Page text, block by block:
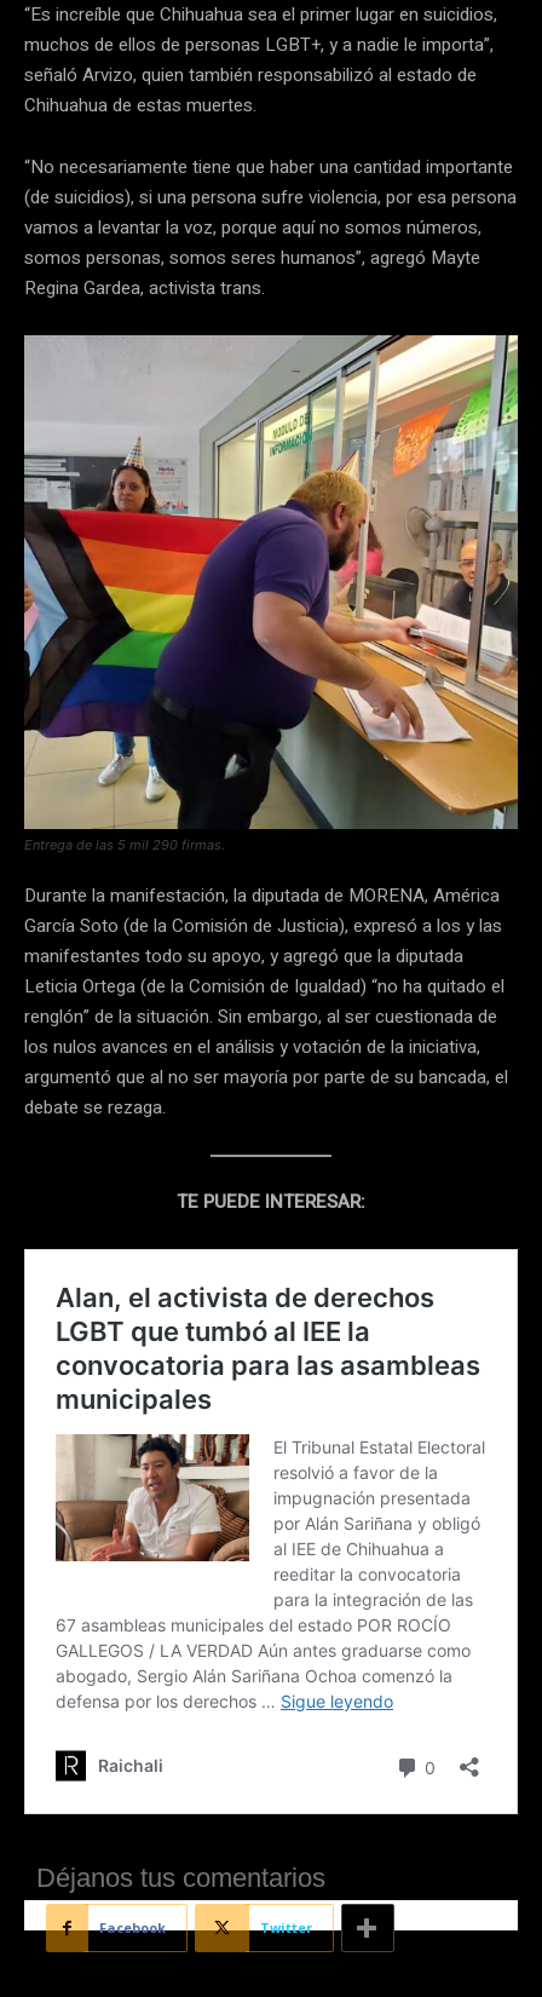
“Es increíble que Chihuahua sea el primer lugar en suicidios,
muchos de ellos de personas LGBT+, y a nadie le importa”,
señaló Arvizo, quien también responsabilizó al estado de
Chihuahua de estas muertes.
“No necesariamente tiene que haber una cantidad importante
(de suicidios), si una persona sufre violencia, por esa persona
vamos a levantar la voz, porque aquí no somos números,
somos personas, somos seres humanos”, agregó Mayte
Regina Gardea, activista trans.
Entrega de las 5 mil 290 firmas.
Durante la manifestación, la diputada de MORENA, América
García Soto (de la Comisión de Justicia), expresó a los y las
manifestantes todo su apoyo, y agregó que la diputada
Leticia Ortega (de la Comisión de Igualdad) “no ha quitado el
renglón” de la situación. Sin embargo, al ser cuestionada de
los nulos avances en el análisis y votación de la iniciativa,
argumentó que al no ser mayoría por parte de su bancada, el
debate se rezaga.
TE PUEDE INTERESAR:
Déjanos tus comentarios
Facebook Twitter